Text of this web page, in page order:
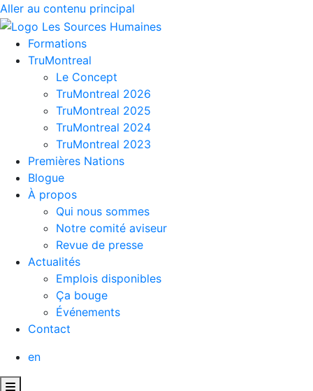
Aller au contenu principal
Formations
TruMontreal
Le Concept
TruMontreal 2026
TruMontreal 2025
TruMontreal 2024
TruMontreal 2023
Premières Nations
Blogue
À propos
Qui nous sommes
Notre comité aviseur
Revue de presse
Actualités
Emplois disponibles
Ça bouge
Événements
Contact
en